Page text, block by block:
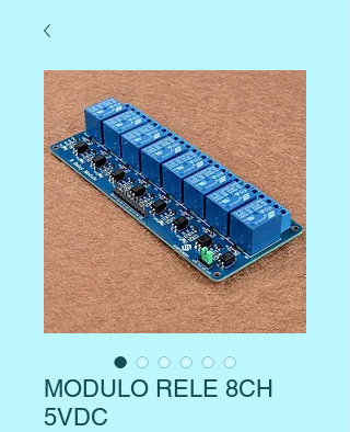
MODULO RELE 8CH
5VDC